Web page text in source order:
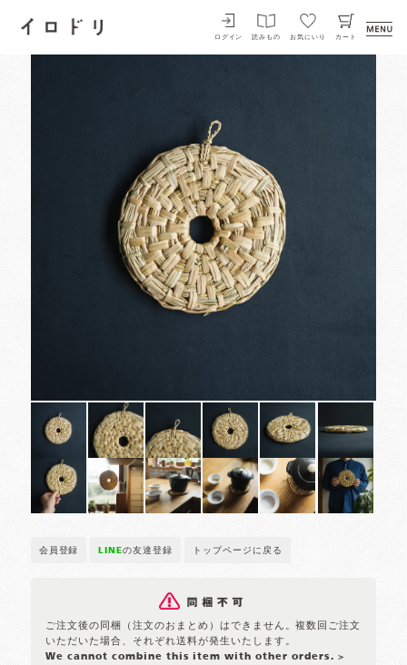
イロドリ
ログイン 読みもの お気にいり カート
会員登録 LINEの友達登録 トップページに戻る
ご注文後の同梱（注文のおまとめ）はできません。複数回ご注文
いただいた場合、それぞれ送料が発生いたします。
We cannot combine this item with other orders. >